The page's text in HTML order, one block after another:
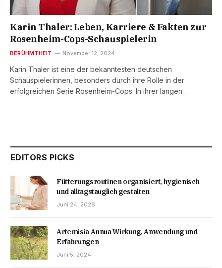
Karin Thaler: Leben, Karriere & Fakten zur
Rosenheim-Cops-Schauspielerin
BERÜHMTHEIT November 12, 2024
Karin Thaler ist eine der bekanntesten deutschen
Schauspielerinnen, besonders durch ihre Rolle in der
erfolgreichen Serie Rosenheim-Cops. In ihrer langen…
EDITORS PICKS
Fütterungsroutinen organisiert, hygienisch
und alltagstauglich gestalten
Juni 24, 2026
Artemisia Annua Wirkung, Anwendung und
Erfahrungen
Juni 5, 2024